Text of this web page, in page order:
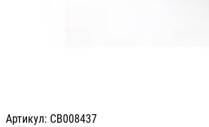
Артикул: СВ008437